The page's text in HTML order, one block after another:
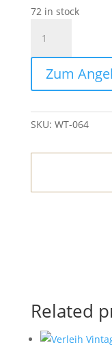
72 in stock
Steingut
Grau
Klein
quantity
Zum
SKU: WT-064
Related